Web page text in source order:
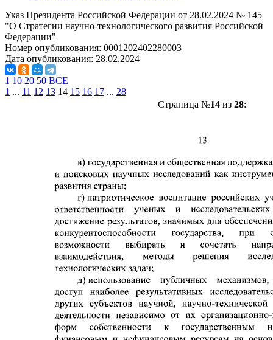
Указ Президента Российской Федерации от 28.02.2024 № 145
"О Стратегии научно-технологического развития Российской
Федерации"
Номер опубликования: 0001202402280003
Дата опубликования: 28.02.2024
1 10 20 50 ВСЕ
1 ... 11 12 13 14 15 16 17 ... 28
Страница №14из 28: